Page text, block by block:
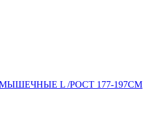
L /РОСТ 177-197СМ